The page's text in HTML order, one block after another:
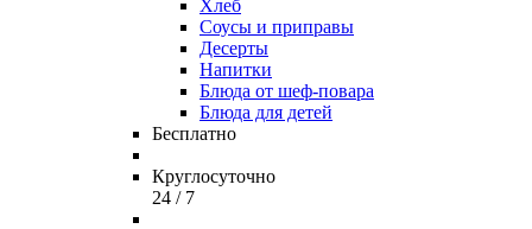
Хлеб
Соусы и приправы
Десерты
Напитки
Блюда от шеф-повара
Блюда для детей
Бесплатно
Круглосуточно
24 / 7